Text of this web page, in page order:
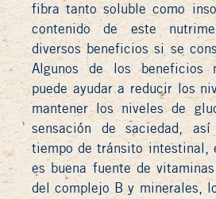
fibra tanto soluble como
contenido de este
diversos beneficios si se
Algunos de los beneficios
puede ayudar a reducir los
mantener los niveles de
sensación de saciedad,
tiempo de tránsito intestinal,
es buena fuente de
del complejo B y minerales,